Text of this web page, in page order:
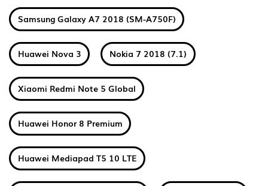
Samsung Galaxy A7 2018 (SM-A750F)
Huawei Nova 3 Nokia 7 2018 (7.1)
Xiaomi Redmi Note 5 Global
Huawei Honor 8 Premium
Huawei Mediapad T5 10 LTE